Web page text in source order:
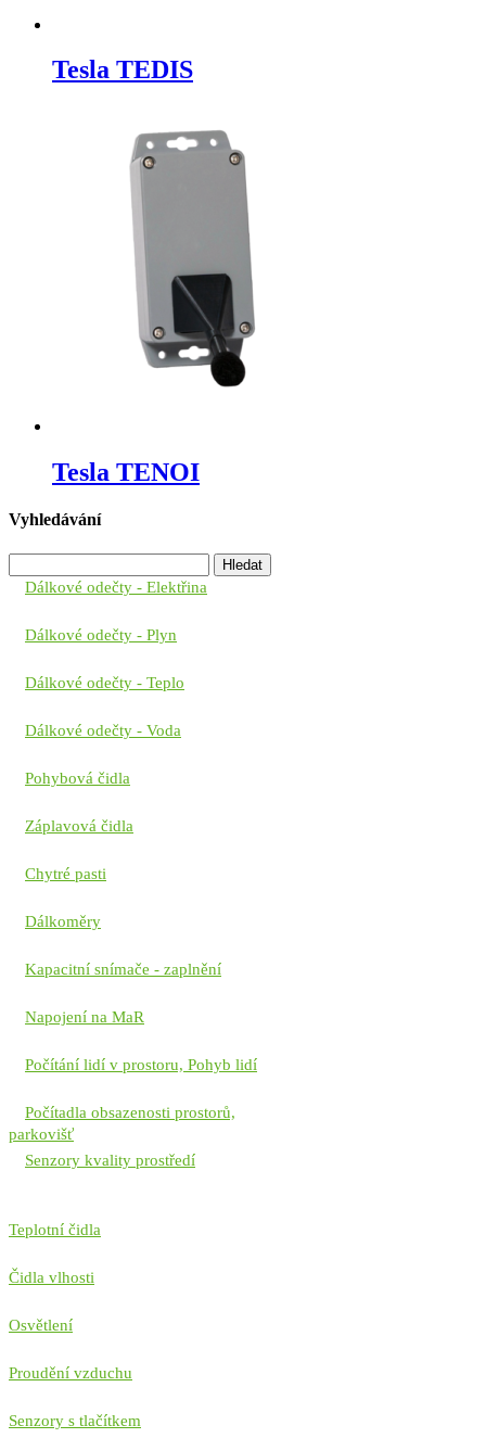
Tesla TEDIS
Tesla TENOI
Vyhledávání
Dálkové odečty - Elektřina
Dálkové odečty - Plyn
Dálkové odečty - Teplo
Dálkové odečty - Voda
Pohybová čidla
Záplavová čidla
Chytré pasti
Dálkoměry
Kapacitní snímače - zaplnění
Napojení na MaR
Počítání lidí v prostoru, Pohyb lidí
Počítadla obsazenosti prostorů,
parkovišť
Senzory kvality prostředí
Teplotní čidla
Čidla vlhosti
Osvětlení
Proudění vzduchu
Senzory s tlačítkem